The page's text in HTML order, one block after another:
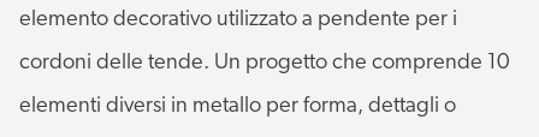
elemento decorativo utilizzato a pendente per i
cordoni delle tende. Un progetto che comprende 10
elementi diversi in metallo per forma, dettagli o